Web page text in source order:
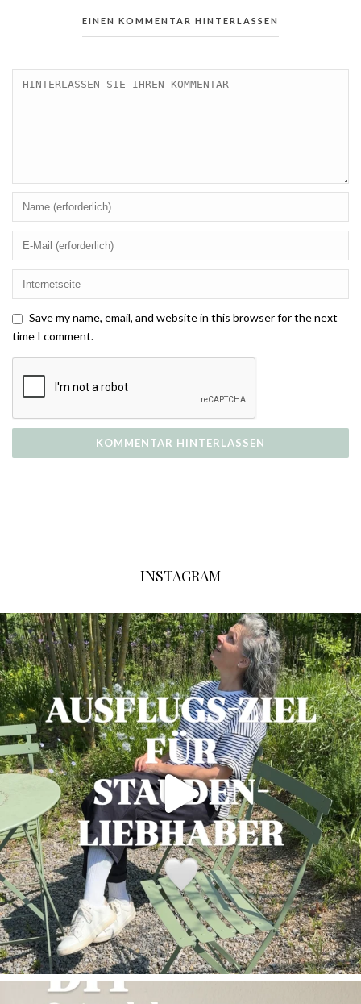
EINEN KOMMENTAR HINTERLASSEN
Save my name, email, and website in this browser for the next
time I comment.
INSTAGRAM